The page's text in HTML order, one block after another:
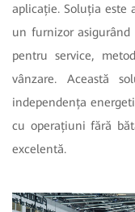
aplicație. Soluția este
un furnizor
pentru service,
vânzare. Această
independența
cu operațiuni fără
excelentă.